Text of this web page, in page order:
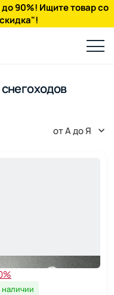
90%! Ищите товар со
от А до Я
наличии